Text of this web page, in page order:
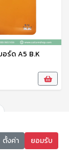
ร์ด A5 B.K
ตั้งค่า ยอมรับ